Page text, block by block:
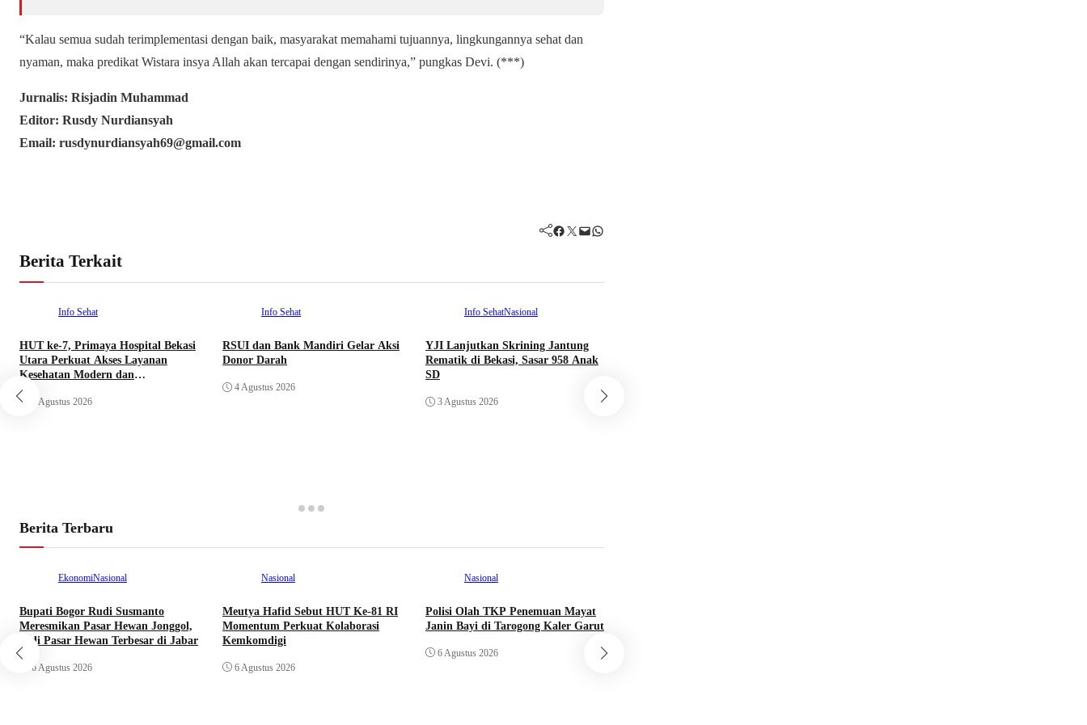
“Kalau semua sudah terimplementasi dengan baik, masyarakat memahami tujuannya, lingkungannya sehat dan
nyaman, maka predikat Wistara insya Allah akan tercapai dengan sendirinya,” pungkas Devi. (***)
Jurnalis: Risjadin Muhammad
Editor: Rusdy Nurdiansyah
Email: rusdynurdiansyah69@gmail.com
Facebook Twitter Mail WhatsApp
Berita Terkait
Info Sehat
HUT ke-7, Primaya Hospital Bekasi
Utara Perkuat Akses Layanan
Kesehatan Modern dan
Perlindungan Sosial 300 Pekerja
Rentan5 Agustus 2026
Info Sehat
RSUI dan Bank Mandiri Gelar Aksi
Donor Darah
4 Agustus 2026
Info SehatNasional
YJI Lanjutkan Skrining Jantung
Rematik di Bekasi, Sasar 958 Anak
SD
3 Agustus 2026
Berita Terbaru
EkonomiNasional
Bupati Bogor Rudi Susmanto
Meresmikan Pasar Hewan Jonggol,
Jadi Pasar Hewan Terbesar di Jabar
6 Agustus 2026
Nasional
Meutya Hafid Sebut HUT Ke-81 RI
Momentum Perkuat Kolaborasi
Kemkomdigi
6 Agustus 2026
Nasional
Polisi Olah TKP Penemuan Mayat
Janin Bayi di Tarogong Kaler Garut
6 Agustus 2026